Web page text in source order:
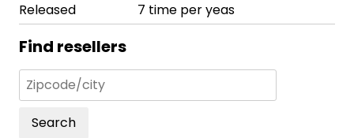
Released
7 time per yeas
Find resellers
Search